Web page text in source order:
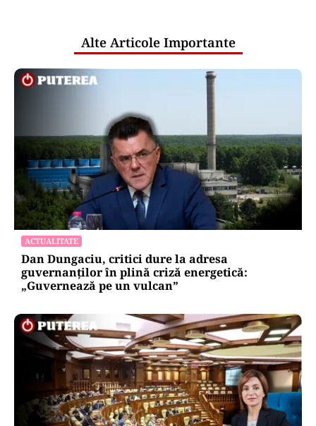
Alte Articole Importante
ACTUALITATE
Dan Dungaciu, critici dure la adresa
guvernanților în plină criză energetică:
„Guvernează pe un vulcan”